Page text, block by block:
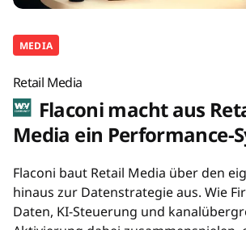
MEDIA
Retail Media
Flaconi macht aus
Media ein Performance-
Flaconi baut Retail Media über den
hinaus zur Datenstrategie aus. Wie
Daten, KI-Steuerung und